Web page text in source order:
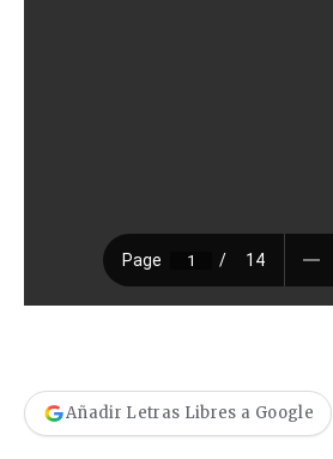
Añadir Letras Libres a Google